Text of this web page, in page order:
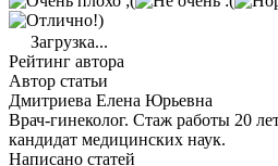
Загрузка...
Рейтинг автора
Автор статьи
Дмитриева Елена Юрьевна
Врач-гинеколог. Стаж работы 20
кандидат медицинских наук.
Написано статей